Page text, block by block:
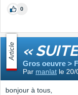
0
Article «
Gros oeuvre >
Par manlat le 20/
bonjour à tous,